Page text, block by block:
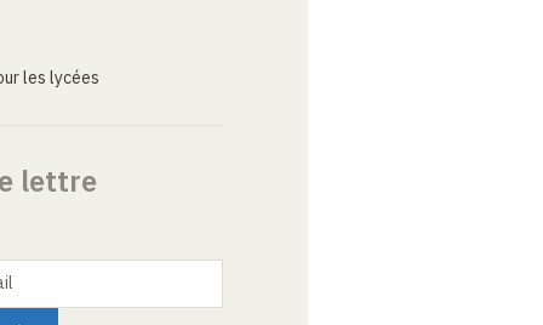
les lycées
lettre